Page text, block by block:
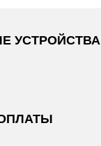
УСТРОЙСТВА